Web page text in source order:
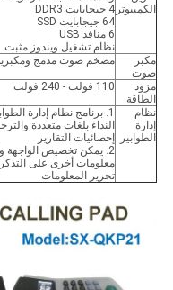
الكمبيوتر 4 جيجابايت DDR3
64 جيجابايت SSD
6 منافذ USB
نظام تشغيل ويندوز مثبت
مكبر
صوت
مضخم صوت مدمج
مزود
الطاقة
110 فولت - 240 فولت
نظام
إدارة
الطوابير
1. برنامج نظام إدارة
النداء بلغات متعددة
إحصائيات التقارير
2. يمكن تخصيص الواجهة
معلومات أخرى على
تحرير المعلومات